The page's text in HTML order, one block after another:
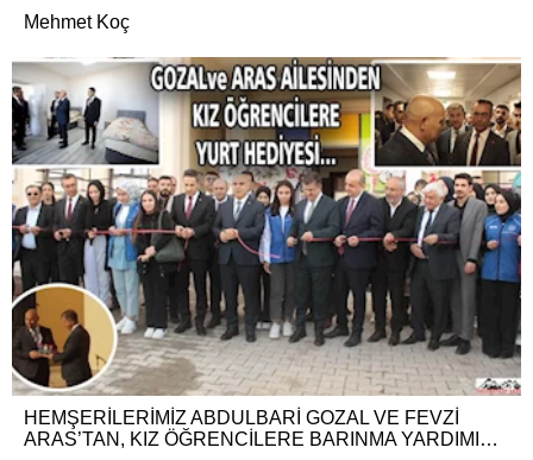
Mehmet Koç
HEMŞERİLERİMİZ ABDULBARİ GOZAL VE FEVZİ
ARAS’TAN, KIZ ÖĞRENCİLERE BARINMA YARDIMI…